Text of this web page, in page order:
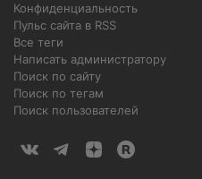
Конфиденциальность
Пульс сайта в RSS
Все теги
Написать администратору
Поиск по сайту
Поиск по тегам
Поиск пользователей